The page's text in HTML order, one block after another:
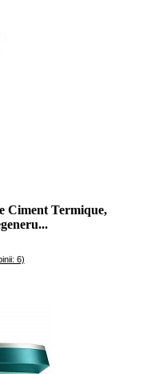
Ciment Termique,
24h)
6)